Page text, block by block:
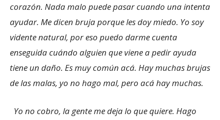
corazón. Nada malo puede pasar cuando una intenta
ayudar. Me dicen bruja porque les doy miedo. Yo soy
vidente natural, por eso puedo darme cuenta
enseguida cuándo alguien que viene a pedir ayuda
tiene un daño. Es muy común acá. Hay muchas brujas
de las malas, yo no hago mal, pero acá hay muchas.
Yo no cobro, la gente me deja lo que quiere. Hago